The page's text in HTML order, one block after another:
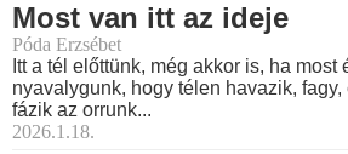
Most van itt az ideje
Póda Erzsébet
Itt a tél előttünk, még akkor is, ha most
nyavalygunk, hogy télen havazik,
fázik az orrunk...
2026.1.18.